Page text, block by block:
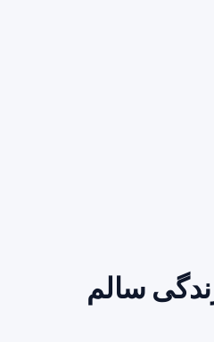
سالم